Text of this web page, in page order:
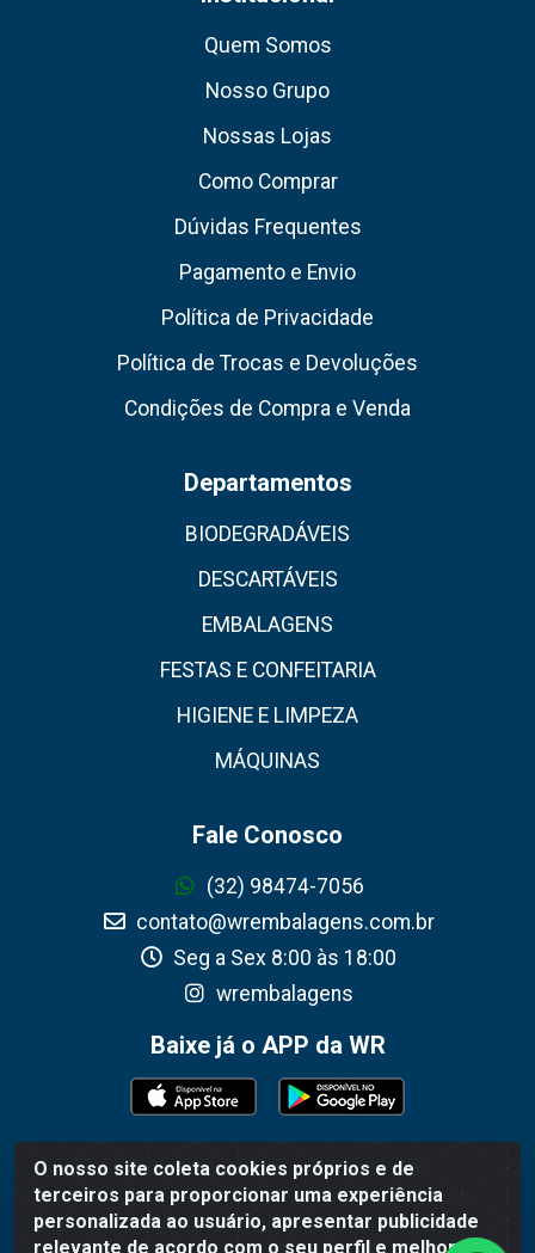
O nosso site coleta cookies próprios e de
terceiros para proporcionar uma experiência
personalizada ao usuário, apresentar publicidade
relevante de acordo com o seu perfil e melhorar a
Quem Somos
Nosso Grupo
Nossas Lojas
Como Comprar
Dúvidas Frequentes
Pagamento e Envio
Política de Privacidade
Política de Trocas e Devoluções
Condições de Compra e Venda
Departamentos
BIODEGRADÁVEIS
DESCARTÁVEIS
EMBALAGENS
FESTAS E CONFEITARIA
HIGIENE E LIMPEZA
MÁQUINAS
Fale Conosco
(32) 98474-7056
contato@wrembalagens.com.br
Seg a Sex 8:00 às 18:00
wrembalagens
Baixe já o APP da WR
WR Embalagens - R. Cel. Teodoro Gomes de Araújo, 1360 -
Grogotó - Barbacena / MG - CEP 36202-628 - CNPJ
02.692.206/0001-55